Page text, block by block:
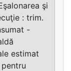
şi
: trim.
-
estimat